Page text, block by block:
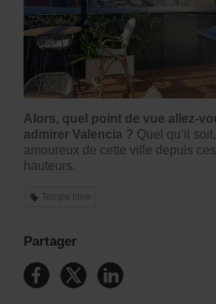
Alors, quel point de vue allez-
admirer Valencia ? Quel qu’il
amoureux de cette ville depuis
hauteurs.
Temps libre
Partager